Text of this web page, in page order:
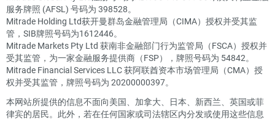
服务牌照 (AFSL) 号码为 398528。
Mitrade Holding Ltd获开曼群岛金融管理局（CIMA）授权并受其监
管，SIB牌照号码为1612446。
Mitrade Markets Pty Ltd 获南非金融部门行为监管局（FSCA）授权并
受其监管，为一家金融服务提供商（FSP），牌照号码为 54842。
Mitrade Financial Services LLC 获阿联酋资本市场管理局（CMA）授
权并受其监管，牌照号码为 20200000397。
本网站所提供的信息不面向美国、加拿大、日本、新西兰、英国或菲
律宾的居民。此外，若在任何国家或司法辖区内分发或使用这些信息